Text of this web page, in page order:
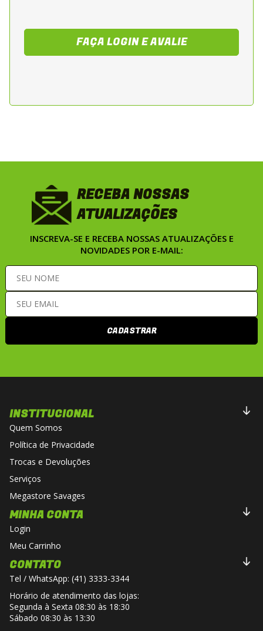
FAÇA LOGIN E AVALIE
RECEBA NOSSAS
ATUALIZAÇÕES
INSCREVA-SE E RECEBA NOSSAS ATUALIZAÇÕES E
NOVIDADES POR E-MAIL:
CADASTRAR
INSTITUCIONAL
Quem Somos
Política de Privacidade
Trocas e Devoluções
Serviços
Megastore Savages
MINHA CONTA
Login
Meu Carrinho
CONTATO
Tel / WhatsApp: (41) 3333-3344
Horário de atendimento das lojas:
Segunda à Sexta 08:30 às 18:30
Sábado 08:30 às 13:30